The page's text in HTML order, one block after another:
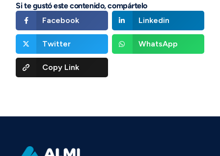
Si te gustó este contenido, compártelo
Facebook
Linkedin
Twitter WhatsApp
Copy Link